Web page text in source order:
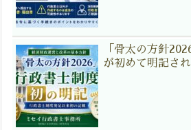
「骨太の方針
が初めて明記さ